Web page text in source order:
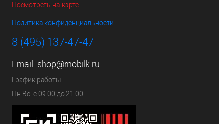
Посмотреть на карте
Политика конфиденциальности
8 (495) 137-47-47
Email: shop@mobilk.ru
График работы
Пн-Вс: с 09:00 до 21:00